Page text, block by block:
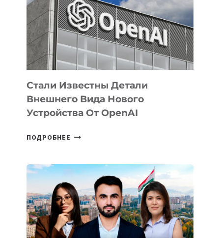
ПО
РАЗВИТИЮ
ЭКОСИСТЕМЫ
ИСКУССТВЕННОГО
ИНТЕЛЛЕКТА
Стали Известны Детали
Внешнего Вида Нового
Устройства От OpenAI
ПОДРОБНЕЕ СТАЛИ
ВНЕШНЕГО
ВИДА
НОВОГО
УСТРОЙСТВА
ОТ
OPENAI